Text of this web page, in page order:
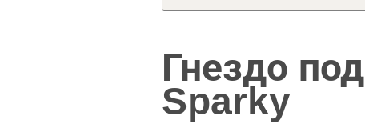
Гнездо
Sparky